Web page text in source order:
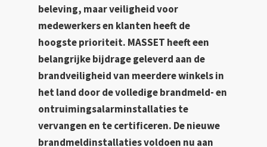
beleving, maar veiligheid voor
medewerkers en klanten heeft de
hoogste prioriteit. MASSET heeft een
belangrijke bijdrage geleverd aan de
brandveiligheid van meerdere winkels in
het land door de volledige brandmeld- en
ontruimingsalarminstallaties te
vervangen en te certificeren. De nieuwe
brandmeldinstallaties voldoen nu aan